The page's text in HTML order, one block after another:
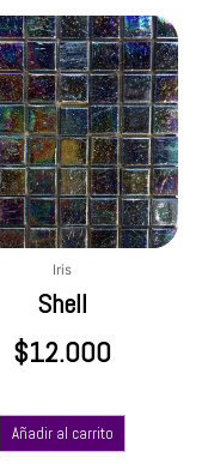
Iris
Shell
$12.000
Añadir al carrito